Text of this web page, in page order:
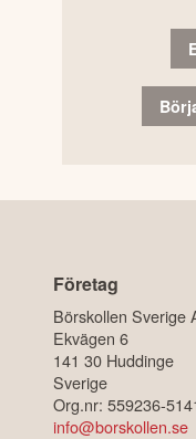
Företag
Börskollen Sverige
Ekvägen 6
141 30 Huddinge
Sverige
Org.nr: 559236-
info@borskollen.se